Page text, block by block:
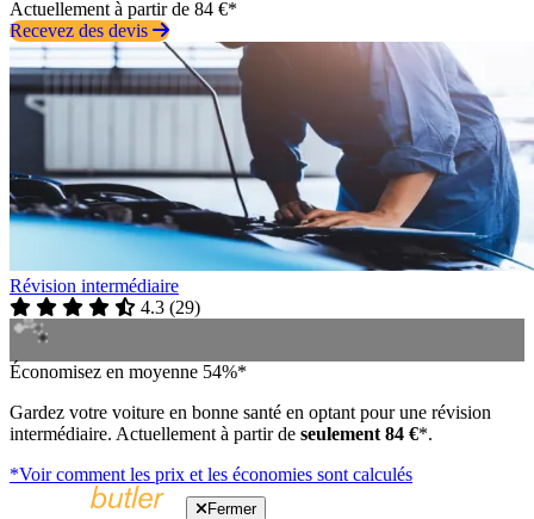
Actuellement à partir de 84 €*
Recevez des devis
Révision intermédiaire
4.3 (29)
Économisez en moyenne 54%*
Gardez votre voiture en bonne santé en optant pour une révision
intermédiaire. Actuellement à partir de seulement 84 €*.
*Voir comment les prix et les économies sont calculés
Fermer